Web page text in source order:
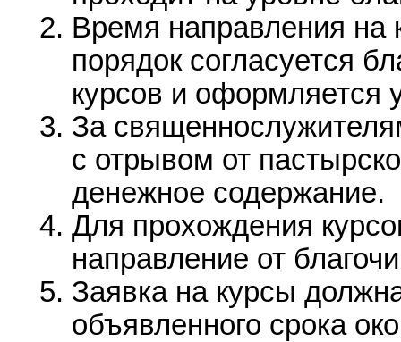
Время направления
порядок согласуется
курсов и оформляется
За
с отрывом от
денежное содержание.
Для прохождения
направление от
Заявка на курсы
объявленного срока